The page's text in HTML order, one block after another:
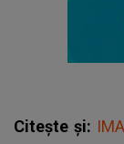
Citește și: